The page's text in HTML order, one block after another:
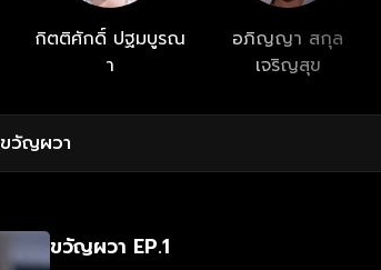
กิตติศักดิ์ ปฐมบูรณ
า
อภิญญา สกุล
เจริญสุข
ขวัญผวา
ขวัญผวา EP.1